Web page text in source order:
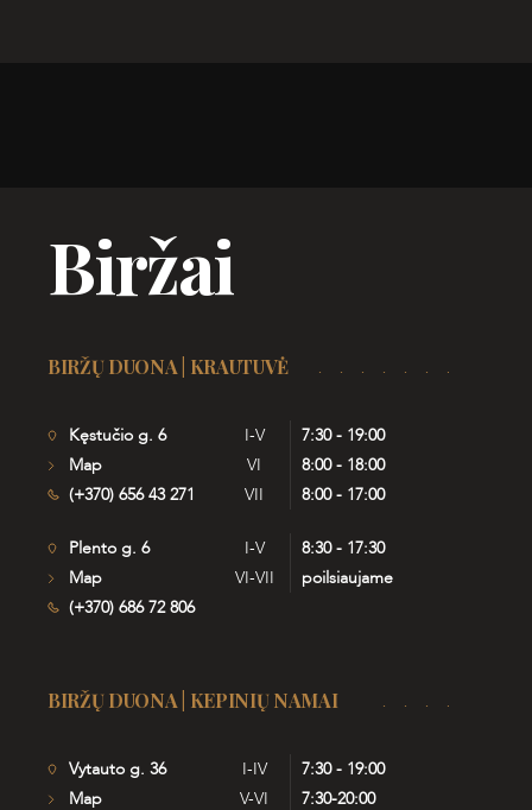
Biržai
BIRŽŲ DUONA | KRAUTUVĖ
Kęstučio g. 6
Map
(+370) 656 43 271
I-V
7:30 - 19:00
VI
8:00 - 18:00
VII
8:00 - 17:00
Plento g. 6
Map
(+370) 686 72 806
I-V
8:30 - 17:30
VI-VII
poilsiaujame
BIRŽŲ DUONA | KEPINIŲ NAMAI
Vytauto g. 36
Map
I-IV
7:30 - 19:00
V-VI
7:30-20:00